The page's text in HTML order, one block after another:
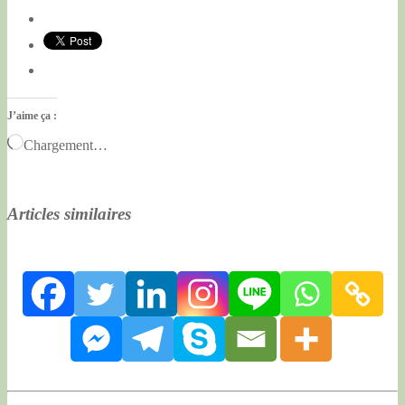
J’aime ça :
Chargement…
Articles similaires